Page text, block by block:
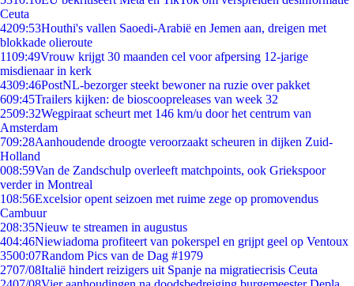
Ceuta
4209:53Houthi's vallen Saoedi-Arabië en Jemen aan, dreigen met
blokkade olieroute
1109:49Vrouw krijgt 30 maanden cel voor afpersing 12-jarige
misdienaar in kerk
4309:46PostNL-bezorger steekt bewoner na ruzie over pakket
609:45Trailers kijken: de bioscoopreleases van week 32
2509:32Wegpiraat scheurt met 146 km/u door het centrum van
Amsterdam
709:28Aanhoudende droogte veroorzaakt scheuren in dijken Zuid-
Holland
008:59Van de Zandschulp overleeft matchpoints, ook Griekspoor
verder in Montreal
108:56Excelsior opent seizoen met ruime zege op promovendus
Cambuur
208:35Nieuw te streamen in augustus
404:46Niewiadoma profiteert van pokerspel en grijpt geel op Ventoux
3500:07Random Pics van de Dag #1979
2707/08Italië hindert reizigers uit Spanje na migratiecrisis Ceuta